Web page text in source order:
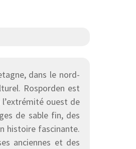
dans le nord-
Rosporden est
ouest de
de sable fin, des
histoire fascinante.
anciennes et des